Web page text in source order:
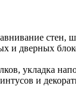
стен,
и дверных
укладка
и